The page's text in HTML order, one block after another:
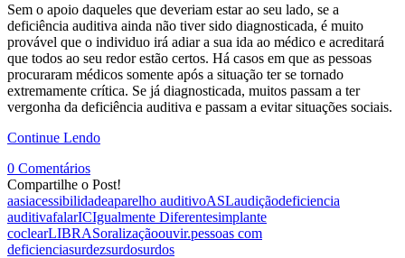
Sem o apoio daqueles que deveriam estar ao seu lado, se a
deficiência auditiva ainda não tiver sido diagnosticada, é muito
provável que o individuo irá adiar a sua ida ao médico e acreditará
que todos ao seu redor estão certos. Há casos em que as pessoas
procuraram médicos somente após a situação ter se tornado
extremamente crítica. Se já diagnosticada, muitos passam a ter
vergonha da deficiência auditiva e passam a evitar situações sociais.
Continue Lendo
0 Comentários
Compartilhe o Post!
aasiacessibilidadeaparelho auditivoASLaudiçãodeficiencia
auditivafalarICIgualmente Diferentesimplante
coclearLIBRASoralizaçãoouvir.pessoas com
deficienciasurdezsurdosurdos